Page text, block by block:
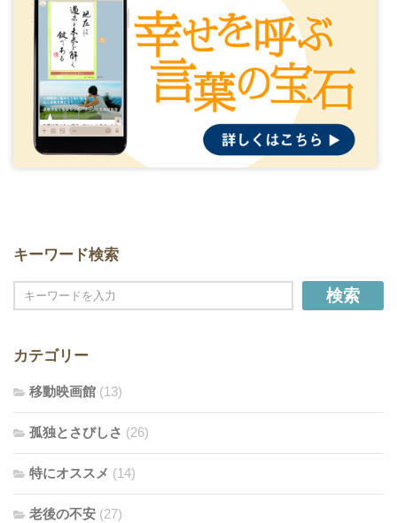
キーワード検索
検索
カテゴリー
移動映画館 (13)
孤独とさびしさ (26)
特にオススメ (14)
老後の不安 (27)